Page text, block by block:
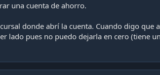
Tapatalk
una cuenta de ahorro.
donde abrí la cuenta. Cuando digo
lado pues no puedo dejarla en cero (tiene